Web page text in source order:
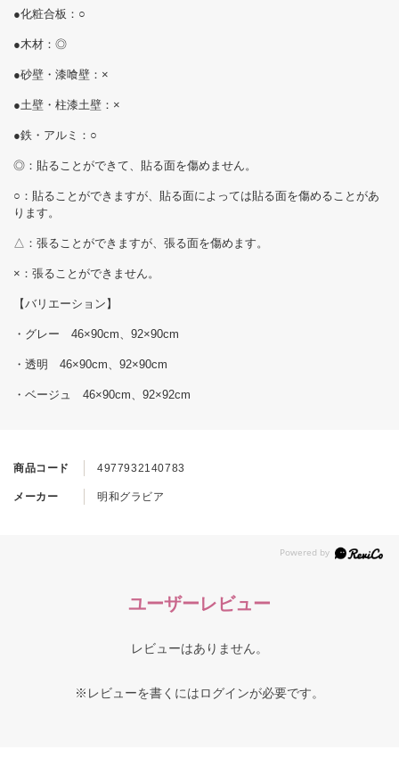
商品コード 4977932140783
メーカー 明和グラビア
●化粧合板：○
●木材：◎
●砂壁・漆喰壁：×
●土壁・柱漆土壁：×
●鉄・アルミ：○
◎：貼ることができて、貼る面を傷めません。
○：貼ることができますが、貼る面によっては貼る面を傷めることがあ
ります。
△：張ることができますが、張る面を傷めます。
×：張ることができません。
【バリエーション】
・グレー 46×90cm、92×90cm
・透明 46×90cm、92×90cm
・ベージュ 46×90cm、92×92cm
ユーザーレビュー
レビューはありません。
※レビューを書くにはログインが必要です。